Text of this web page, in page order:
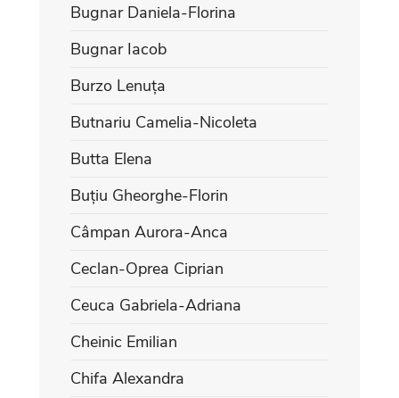
Bugnar Daniela-Florina
Bugnar Iacob
Burzo Lenuța
Butnariu Camelia-Nicoleta
Butta Elena
Buțiu Gheorghe-Florin
Câmpan Aurora-Anca
Ceclan-Oprea Ciprian
Ceuca Gabriela-Adriana
Cheinic Emilian
Chifa Alexandra